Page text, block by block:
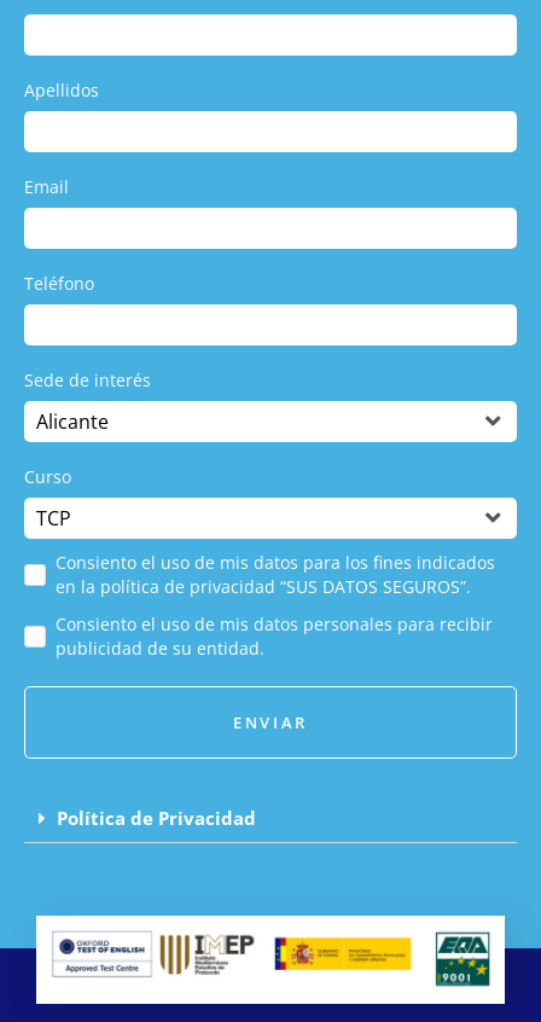
Apellidos
Email
Teléfono
Sede de interés
Curso
Consiento el uso de mis datos para los fines indicados
en la política de privacidad “SUS DATOS SEGUROS”.
Consiento el uso de mis datos personales para recibir
publicidad de su entidad.
ENVIAR
Política de Privacidad